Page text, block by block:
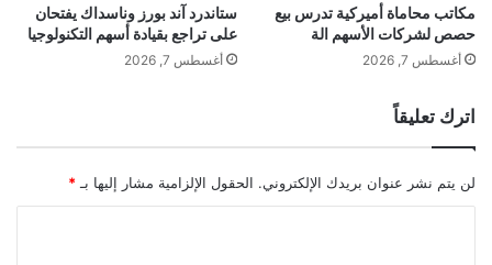
ك
ن
ت
ح
ب
ي
ب
ي
مكاتب محاماة أميركية تدرس بيع
حصص لشركات الأسهم الة
أغسطس 7, 2026
ستاندرد آند بورز وناسداك يفتحان
على تراجع بقيادة أسهم التكنولوجيا
أغسطس 7, 2026
اترك تعليقاً
لن يتم نشر عنوان بريدك الإلكتروني. الحقول الإلزامية مشار إليها بـ*